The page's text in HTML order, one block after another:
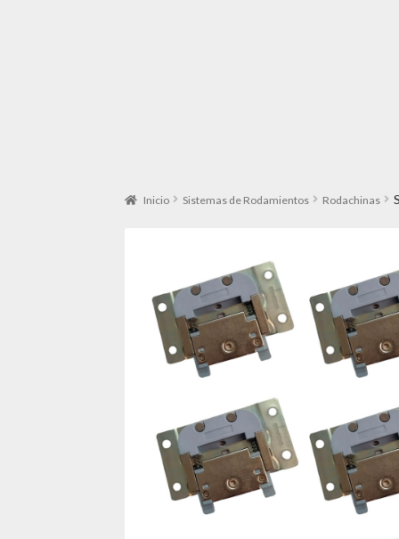
Inicio Sistemas de Rodamientos Rodachinas